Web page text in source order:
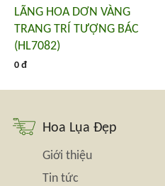
LÃNG HOA DƠN VÀNG
TRANG TRÍ TƯỢNG BÁC
(HL7082)
0 đ
Hoa Lụa Đẹp
Giới thiệu
Tin tức